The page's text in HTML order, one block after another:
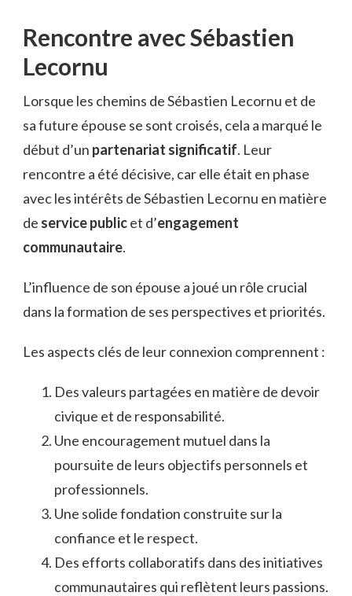
Rencontre avec Sébastien
Lecornu
Lorsque les chemins de Sébastien Lecornu et de
sa future épouse se sont croisés, cela a marqué le
début d’un partenariat significatif. Leur
rencontre a été décisive, car elle était en phase
avec les intérêts de Sébastien Lecornu en matière
de service publicet d’engagement
communautaire.
L’influence de son épouse a joué un rôle crucial
dans la formation de ses perspectives et priorités.
Les aspects clés de leur connexion comprennent :
Des valeurs partagées en matière de devoir
civique et de responsabilité.
Une encouragement mutuel dans la
poursuite de leurs objectifs personnels et
professionnels.
Une solide fondation construite sur la
confiance et le respect.
Des efforts collaboratifs dans des initiatives
communautaires qui reflètent leurs passions.